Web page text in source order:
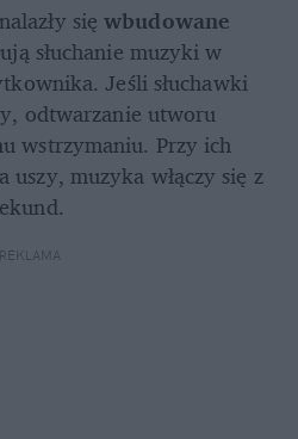
się wbudowane
słuchanie muzyki w
Jeśli słuchawki
odtwarzanie utworu
wstrzymaniu. Przy ich
uszy, muzyka włączy się z
REKLAMA